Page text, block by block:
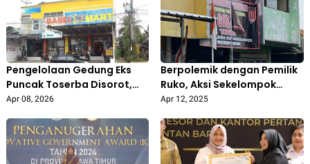
Pengelolaan Gedung Eks
Puncak Toserba Disorot,
DPRD Pertanyakan Aspek
Aset Daerah
Apr 08, 2026
Berpolemik dengan Pemilik
Ruko, Aksi Sekelompok
Oknum Ormas GIBAS Buat
Resah
Apr 12, 2025